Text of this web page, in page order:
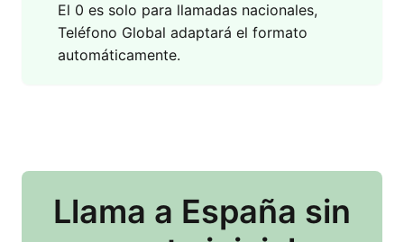
El 0 es solo para llamadas nacionales,
Teléfono Global adaptará el formato
automáticamente.
Llama a España sin